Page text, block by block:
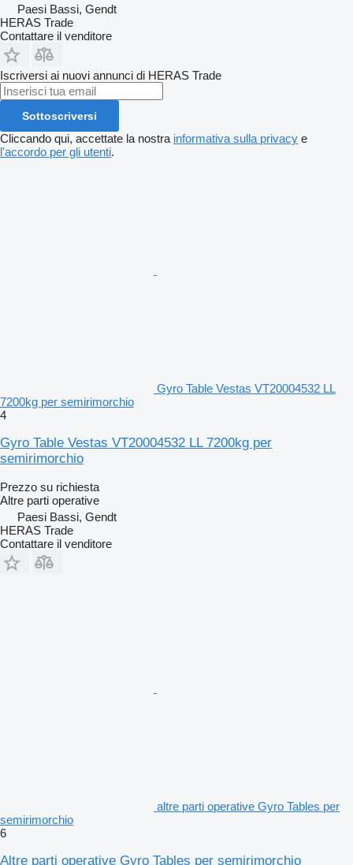
Paesi Bassi, Gendt
HERAS Trade
Contattare il venditore
Iscriversi ai nuovi annunci di HERAS Trade
Sottoscriversi
Cliccando qui, accettate la nostra informativa sulla privacy e
l'accordo per gli utenti.
Gyro Table Vestas VT20004532 LL
7200kg per semirimorchio
4
Gyro Table Vestas VT20004532 LL 7200kg per
semirimorchio
Prezzo su richiesta
Altre parti operative
Paesi Bassi, Gendt
HERAS Trade
Contattare il venditore
altre parti operative Gyro Tables per
semirimorchio
6
Altre parti operative Gyro Tables per semirimorchio